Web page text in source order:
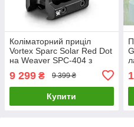
Коліматорний приціл
Vortex Sparc Solar Red Dot
на Weaver SPC-404 з
сонячною батареєю
9 299 ₴ 9 399 ₴
Купити